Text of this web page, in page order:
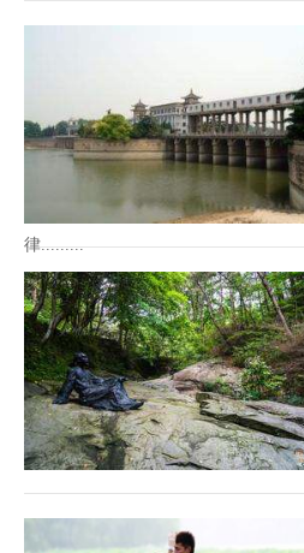
律.........